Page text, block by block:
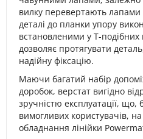
вилку перевертають лапами
деталі до планки упору
встановленими у Т-подібних
дозволяє протягувати
надійну фіксацію.
Маючи багатий набір
доробок, верстат вигідно
зручністю експлуатації, що,
вимогливих користувачів,
обладнання лінійки